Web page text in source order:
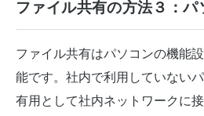
ファイル共有の方法３：
ファイル共有はパソコンの機能
能です。社内で利用していない
有用として社内ネットワークに